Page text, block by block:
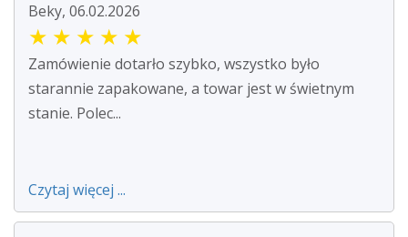
Beky, 06.02.2026
★ ★ ★ ★ ★
Zamówienie dotarło szybko, wszystko było
starannie zapakowane, a towar jest w świetnym
stanie. Polec...
Czytaj więcej ...